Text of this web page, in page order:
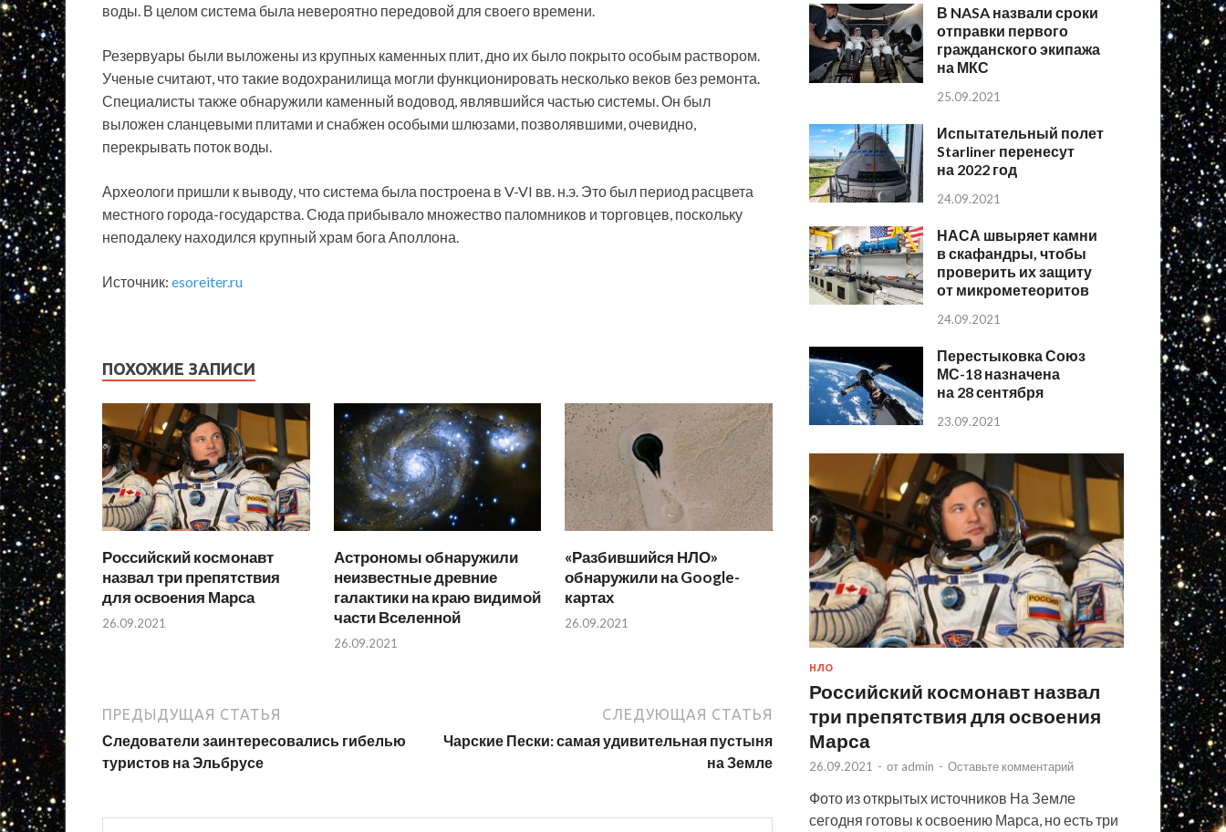
воды. В целом система была невероятно передовой для своего времени.
Резервуары были выложены из крупных каменных плит, дно их было покрыто особым раствором.
Ученые считают, что такие водохранилища могли функционировать несколько веков без ремонта.
Специалисты также обнаружили каменный водовод, являвшийся частью системы. Он был
выложен сланцевыми плитами и снабжен особыми шлюзами, позволявшими, очевидно,
перекрывать поток воды.
Археологи пришли к выводу, что система была построена в V-VI вв. н.э. Это был период расцвета
местного города-государства. Сюда прибывало множество паломников и торговцев, поскольку
неподалеку находился крупный храм бога Аполлона.
Источник: esoreiter.ru
ПОХОЖИЕ ЗАПИСИ
Российский космонавт
назвал три препятствия
для освоения Марса
26.09.2021
Астрономы обнаружили
неизвестные древние
галактики на краю видимой
части Вселенной
26.09.2021
«Разбившийся НЛО»
обнаружили на Google-
картах
26.09.2021
ПРЕДЫДУЩАЯ СТАТЬЯ
Следователи заинтересовались гибелью
туристов на Эльбрусе
СЛЕДУЮЩАЯ СТАТЬЯ
Чарские Пески: самая удивительная пустыня
на Земле
В NASA назвали сроки
отправки первого
гражданского экипажа
на МКС
25.09.2021
Испытательный полет
Starliner перенесут
на 2022 год
24.09.2021
НАСА швыряет камни
в скафандры, чтобы
проверить их защиту
от микрометеоритов
24.09.2021
Перестыковка Союз
МС-18 назначена
на 28 сентября
23.09.2021
НЛО
Российский космонавт назвал
три препятствия для освоения
Марса
26.09.2021 - от admin - Оставьте комментарий
Фото из открытых источников На Земле
сегодня готовы к освоению Марса, но есть три